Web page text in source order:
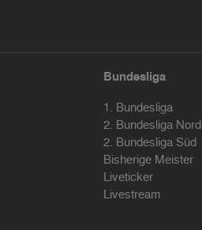
Bundesliga
1. Bundesliga
2. Bundesliga Nord
2. Bundesliga Süd
Bisherige Meister
Liveticker
Livestream